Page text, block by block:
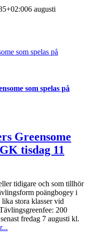
6 augusti
som spelas på
som spelas på
Greensome
tisdag 11
tidigare och som tillhör
poängbogey i
stora klasser vid
200
fredag 7 augusti kl.